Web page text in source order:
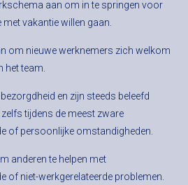
aan om in te springen voor
vakantie willen gaan.
om nieuwe werknemers zich welkom
het team.
en zijn steeds beleefd
zelfs tijdens de meest zware
of persoonlijke omstandigheden.
anderen te helpen met
of niet-werkgerelateerde problemen.